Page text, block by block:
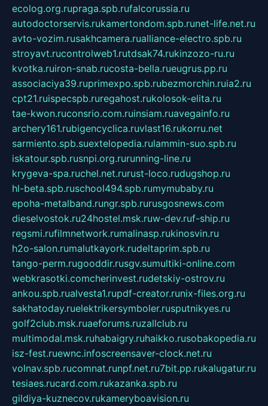
ecolog.org.rupraga.spb.rufalcorussia.ru
autodoctorservis.rukamertondom.spb.runet-life.net.ru
avto-vozim.rusakhcamera.rualliance-electro.spb.ru
stroyavt.rucontrolweb1.rutdsak74.rukinzozo-ru.ru
kvotka.ruiron-snab.rucosta-bella.rueugrus.pp.ru
associaciya39.ruprimexpo.spb.rubezmorchin.ruia2.ru
cpt21.ruispecspb.ruregahost.rukolosok-elita.ru
tae-kwon.ruconsrio.com.ruinsiam.ruavegainfo.ru
archery161.rubigencyclica.ruvlast16.rukorru.net
sarmiento.spb.suextelopedia.rulammin-suo.spb.ru
iskatour.spb.rusnpi.org.rurunning-line.ru
krygeva-spa.ruchel.net.rurust-loco.rudugshop.ru
hl-beta.spb.ruschool494.spb.rumymubaby.ru
epoha-metalband.rungr.spb.rurusgosnews.com
dieselvostok.ru24hostel.msk.ruw-dev.ruf-ship.ru
regsmi.rufilmnetwork.rumalinasp.rukinosvin.ru
h2o-salon.rumalutkayork.rudeltaprim.spb.ru
tango-perm.rugooddir.rusgv.sumultiki-online.com
webkrasotki.comcherinvest.rudetskiy-ostrov.ru
ankou.spb.rualvesta1.rupdf-creator.runix-files.org.ru
sakhatoday.ruelektrikersymboler.rusputnikyes.ru
golf2club.msk.ruaeforums.ruzallclub.ru
multimodal.msk.ruhabaigry.ruhaikko.rusobakopedia.ru
isz-fest.ruewnc.infoscreensaver-clock.net.ru
volnav.spb.rucomnat.runpf.net.ru7bit.pp.rukalugatur.ru
tesiaes.rucard.com.rukazanka.spb.ru
gildiya-kuznecov.rukameryboavision.ru